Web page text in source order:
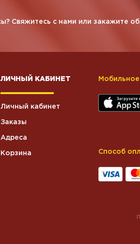
Свяжитесь с нами или закажите
ЛИЧНЫЙ КАБИНЕТ
Личный кабинет
Заказы
Адреса
Корзина Способ